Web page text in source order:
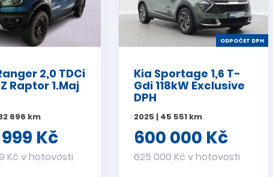
2,0 TDCi
Raptor 1.Maj
696 km
Kč
Kč v hotovosti
ODPOČET DPH
Kia Sportage 1,6 T-
Gdi 118kW Exclusive
DPH
2025 | 45 551 km
600 000 Kč
625 000 Kč v hotovosti